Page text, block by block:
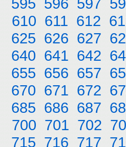
595 596 597
610 611 612
625 626 627
640 641 642
655 656 657
670 671 672
685 686 687
700 701 702
715 716 717